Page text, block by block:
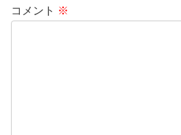
コメント ※